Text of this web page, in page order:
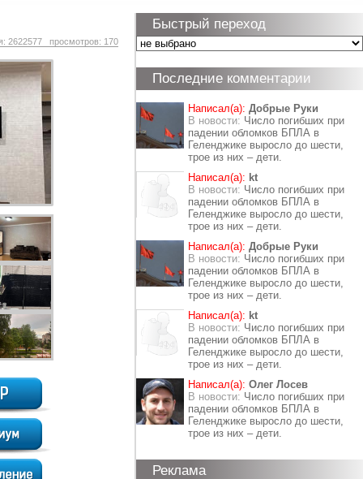
2622577 просмотров: 170
Быстрый переход
Последние комментарии
Написал(а): Добрые Руки
В новости: Число погибших при
падении обломков БПЛА в
Геленджике выросло до шести,
трое из них – дети.
Написал(а): kt
В новости: Число погибших при
падении обломков БПЛА в
Геленджике выросло до шести,
трое из них – дети.
Написал(а): Добрые Руки
В новости: Число погибших при
падении обломков БПЛА в
Геленджике выросло до шести,
трое из них – дети.
Написал(а): kt
В новости: Число погибших при
падении обломков БПЛА в
Геленджике выросло до шести,
трое из них – дети.
Написал(а): Олег Лосев
В новости: Число погибших при
падении обломков БПЛА в
Геленджике выросло до шести,
трое из них – дети.
Реклама